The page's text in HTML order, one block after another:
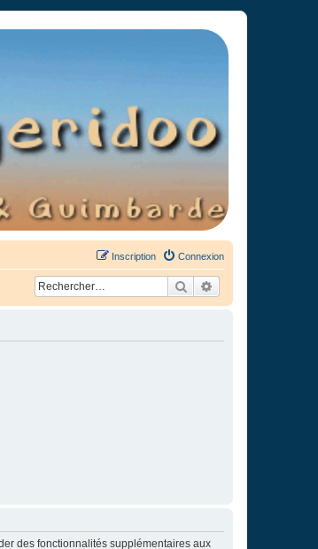
Connexion
Inscription
Rechercher
des fonctionnalités supplémentaires aux